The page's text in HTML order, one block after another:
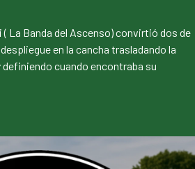
( La Banda del Ascenso) convirtió dos de
en la cancha trasladando la
definiendo cuando encontraba su